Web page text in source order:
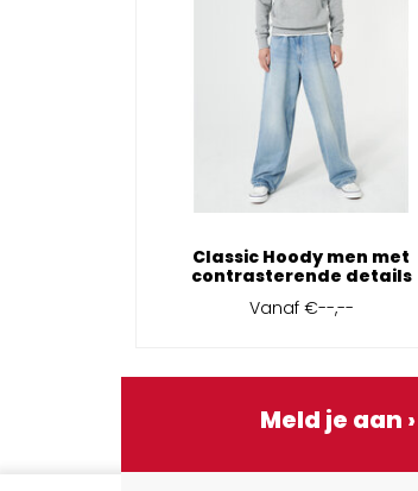
Classic Hoody men met
contrasterende details
Vanaf €--,--
Meld je aan ›